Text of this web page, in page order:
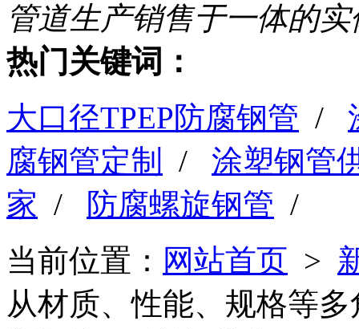
管道生产销售于一体的
热门关键词：
大口径TPEP防腐钢管 /
腐钢管定制
/
涂塑钢管
家 / 防腐螺旋钢管 /
当前位置： 网站首页 >
从材质、性能、规格等